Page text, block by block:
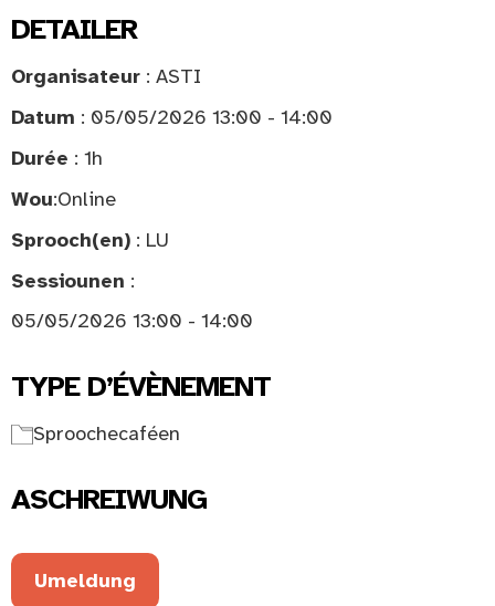
DETAILER
Organisateur : ASTI
Datum : 05/05/2026 13:00 - 14:00
Durée : 1h
Wou:Online
Sprooch(en) : LU
Sessiounen :
05/05/2026 13:00 - 14:00
TYPE D’ÉVÈNEMENT
Sproochecaféen
ASCHREIWUNG
Umeldung